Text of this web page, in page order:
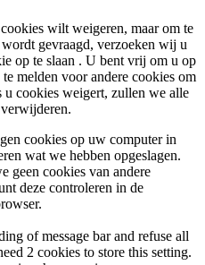
wilt weigeren, maar om te
gevraagd, verzoeken wij u
op te slaan . U bent vrij om u op
melden voor andere cookies om
u cookies weigert, zullen we alle
cookies op uw computer in
wat we hebben opgeslagen.
geen cookies van andere
deze controleren in de
of message bar and refuse all
2 cookies to store this setting.